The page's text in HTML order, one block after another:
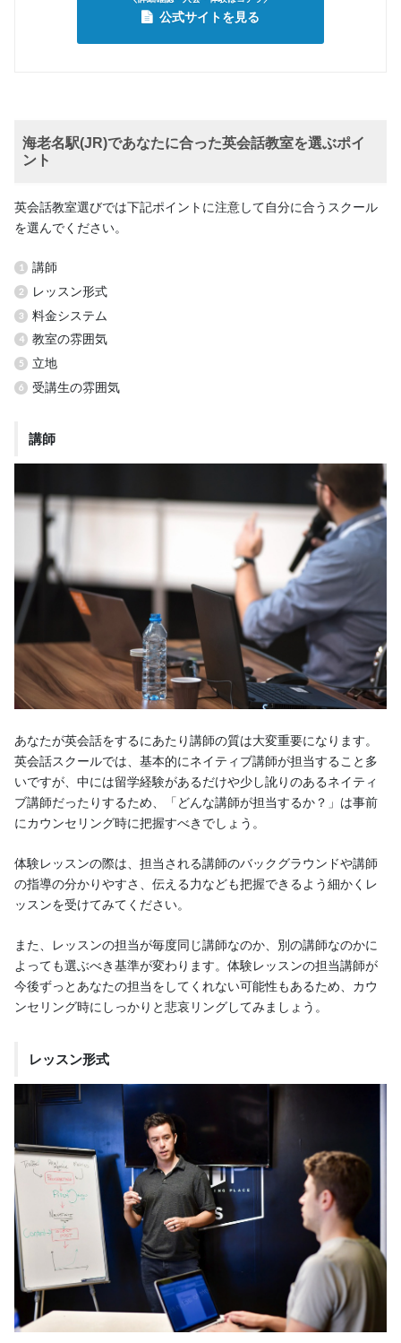
公式サイトを見る
海老名駅(JR)であなたに合った英会話教室を選ぶポイ
ント
英会話教室選びでは下記ポイントに注意して自分に合うスクール
を選んでください。
講師
レッスン形式
料金システム
教室の雰囲気
立地
受講生の雰囲気
講師
あなたが英会話をするにあたり講師の質は大変重要になります。
英会話スクールでは、基本的にネイティブ講師が担当すること多
いですが、中には留学経験があるだけや少し訛りのあるネイティ
ブ講師だったりするため、「どんな講師が担当するか？」は事前
にカウンセリング時に把握すべきでしょう。
体験レッスンの際は、担当される講師のバックグラウンドや講師
の指導の分かりやすさ、伝える力なども把握できるよう細かくレ
ッスンを受けてみてください。
また、レッスンの担当が毎度同じ講師なのか、別の講師なのかに
よっても選ぶべき基準が変わります。体験レッスンの担当講師が
今後ずっとあなたの担当をしてくれない可能性もあるため、カウ
ンセリング時にしっかりと悲哀リングしてみましょう。
レッスン形式